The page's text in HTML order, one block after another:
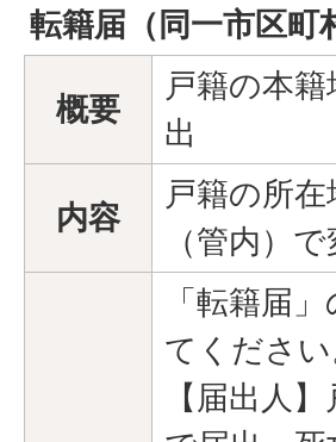
転籍届（同一市区町
概要
戸籍の本
出
内容
戸籍の所
（管内）
「転籍届
てください
【届出人